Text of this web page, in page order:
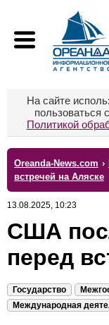
На сайте
пользоваться
Политикой
Oreanda-News.com ›
встречей на Аляске
13.08.2025, 10:23
США
перед
Государство
Международная